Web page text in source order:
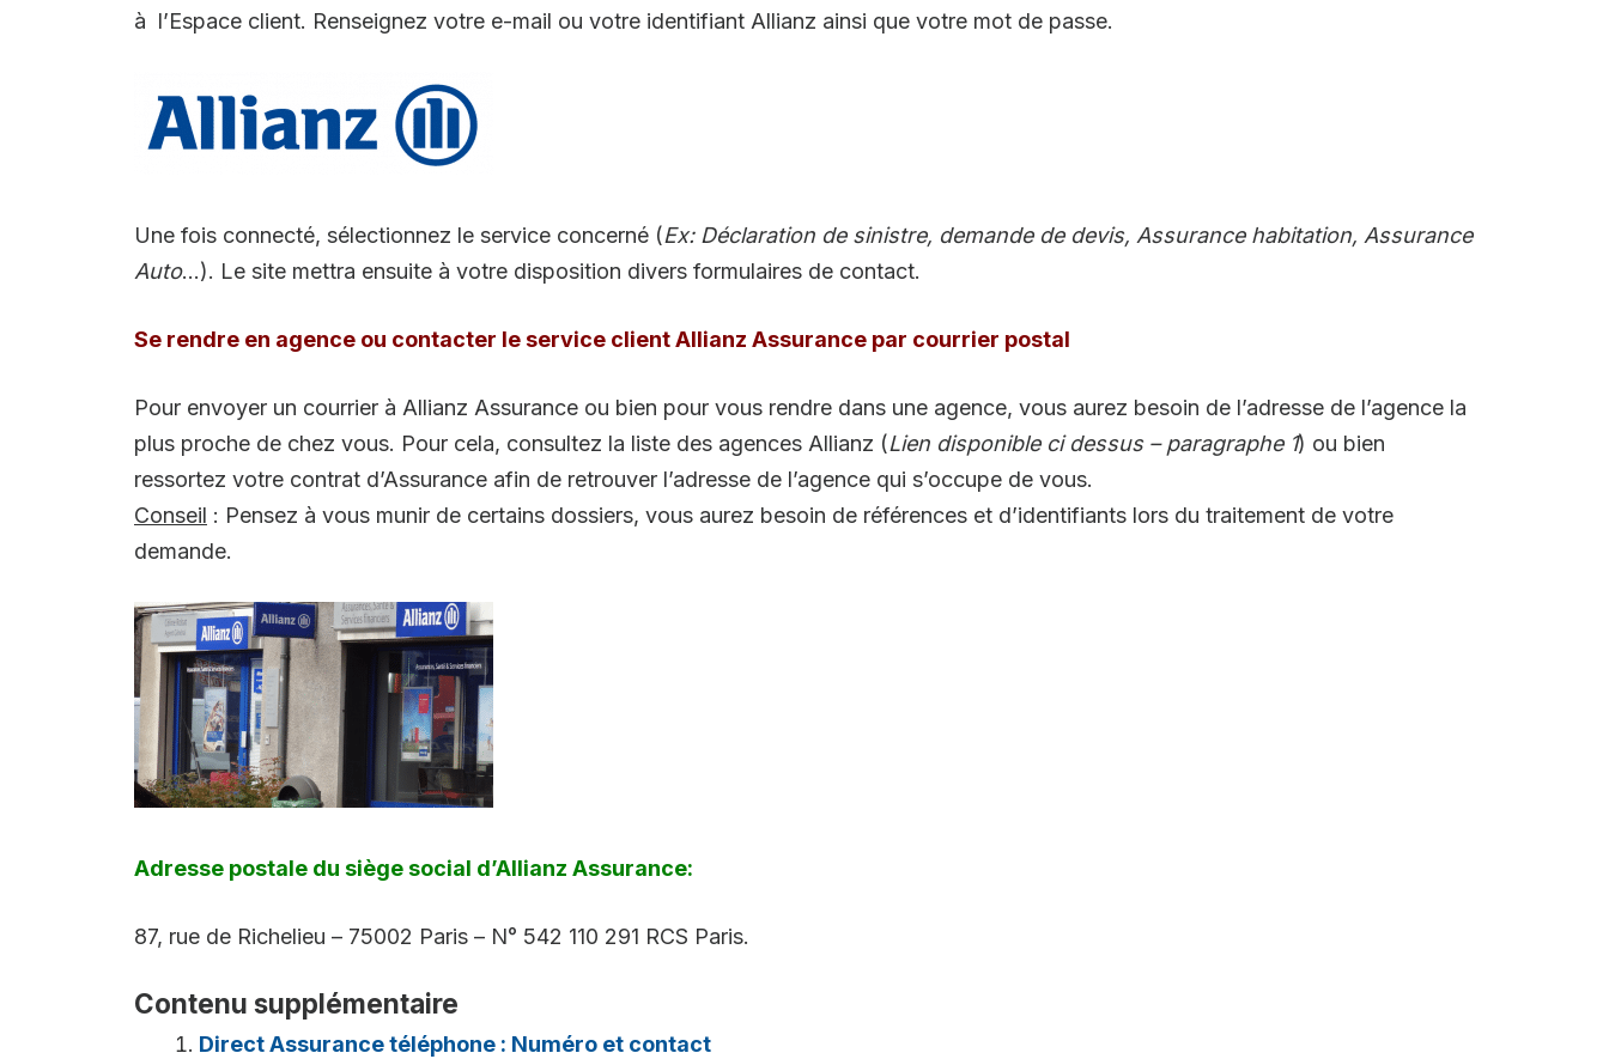
à l’Espace client. Renseignez votre e-mail ou votre identifiant Allianz ainsi que votre mot de passe.
Une fois connecté, sélectionnez le service concerné (Ex: Déclaration de sinistre, demande de devis, Assurance habitation, Assurance
Auto…). Le site mettra ensuite à votre disposition divers formulaires de contact.
Se rendre en agence ou contacter le service client Allianz Assurance par courrier postal
Pour envoyer un courrier à Allianz Assurance ou bien pour vous rendre dans une agence, vous aurez besoin de l’adresse de l’agence la
plus proche de chez vous. Pour cela, consultez la liste des agences Allianz (Lien disponible ci dessus – paragraphe 1) ou bien
ressortez votre contrat d’Assurance afin de retrouver l’adresse de l’agence qui s’occupe de vous.
Conseil : Pensez à vous munir de certains dossiers, vous aurez besoin de références et d’identifiants lors du traitement de votre
demande.
Adresse postale du siège social d’Allianz Assurance:
87, rue de Richelieu – 75002 Paris – N° 542 110 291 RCS Paris.
Contenu supplémentaire
Direct Assurance téléphone : Numéro et contact